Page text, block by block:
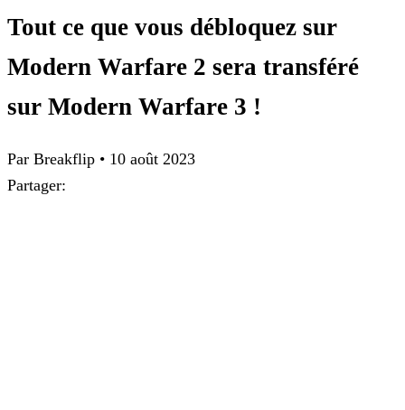
Tout ce que vous débloquez sur
Modern Warfare 2 sera transféré
sur Modern Warfare 3 !
Par Breakflip • 10 août 2023
Partager: